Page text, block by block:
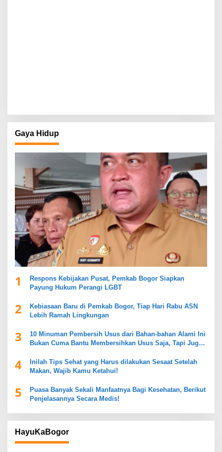
Gaya Hidup
1
Respons Kebijakan Pusat, Pemkab Bogor Siapkan
Payung Hukum Perangi LGBT
2
Kebiasaan Baru di Pemkab Bogor, Tiap Hari Rabu ASN
Lebih Ramah Lingkungan
3
10 Minuman Pembersih Usus dari Bahan-bahan Alami Ini
Bukan Cuma Bantu Membersihkan Usus Saja, Tapi Juga
4
Inilah Tips Sehat yang Harus dilakukan Sesaat Setelah
Makan, Wajib Kamu Ketahui!
5
Puasa Banyak Sekali Manfaatnya Bagi Kesehatan, Berikut
Penjelasannya Secara Medis!
HayuKaBogor